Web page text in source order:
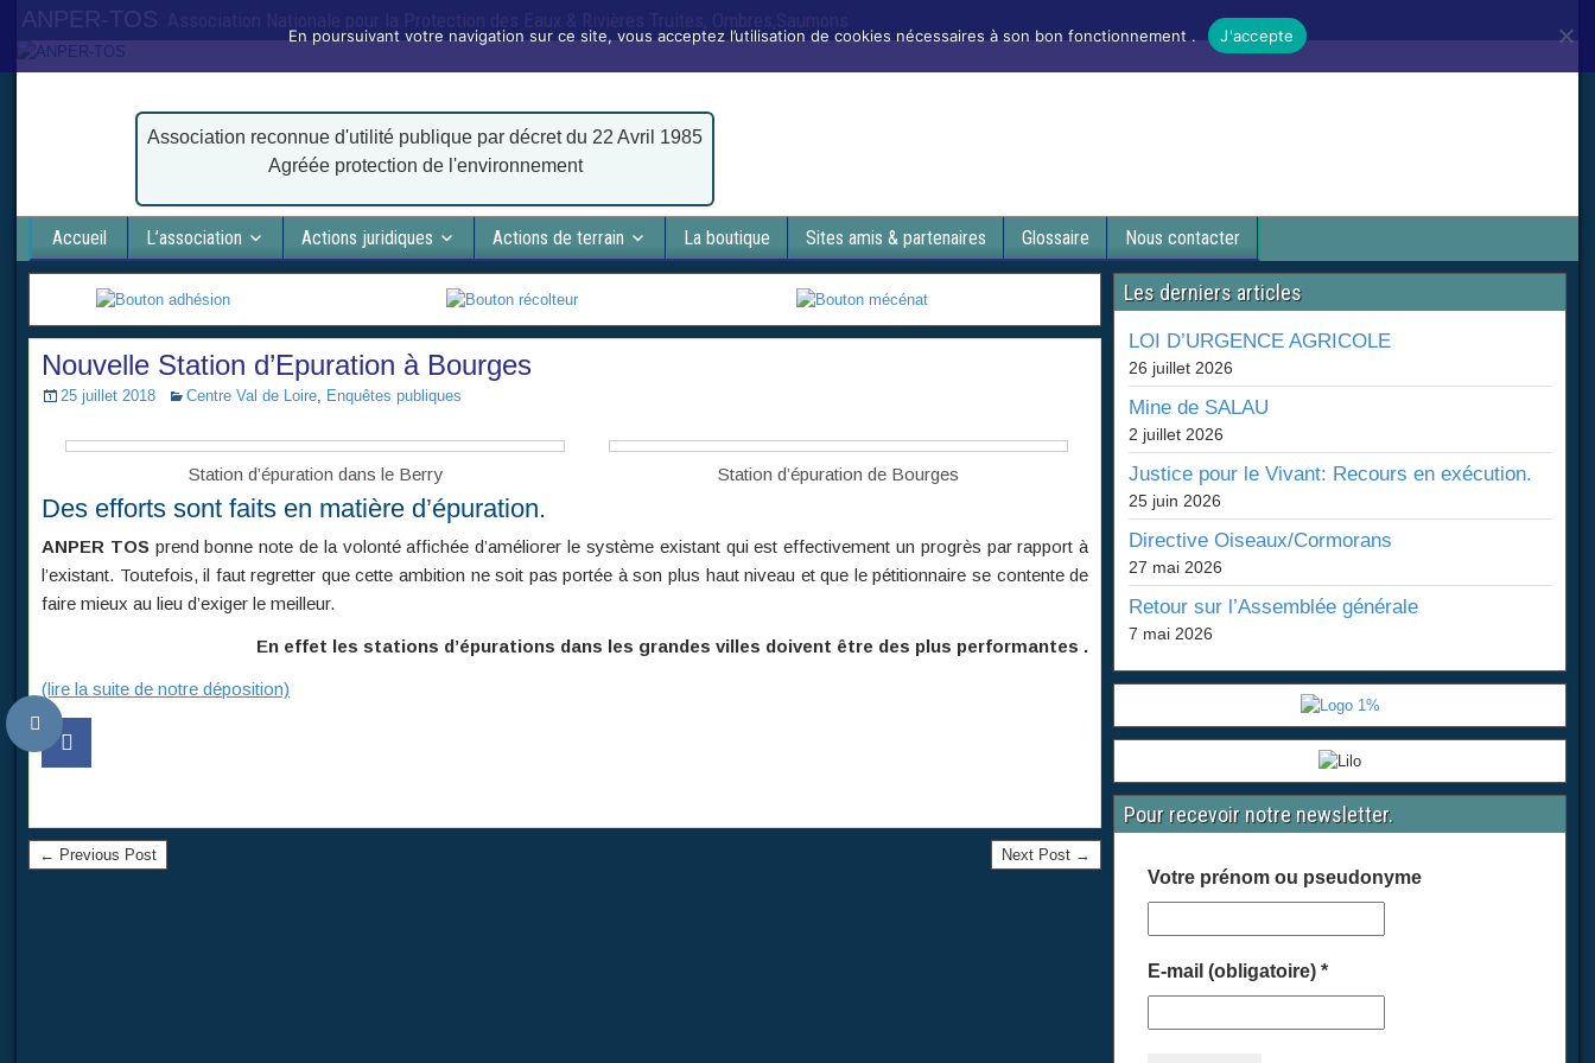
ANPER-TOS
Association reconnue d'utilité publique par décret du 22 Avril 1985
Agréée protection de l'environnement
Accueil L’association Actions juridiques Actions de terrain La boutique Sites amis & partenaires Glossaire Nous contacter
Nouvelle Station d’Epuration à Bourges
25 juillet 2018 Centre Val de Loire, Enquêtes publiques
Station d’épuration dans le Berry Station d’épuration de Bourges
Des efforts sont faits en matière d’épuration.
ANPER TOS prend bonne note de la volonté affichée d’améliorer le système existant qui est effectivement un progrès par rapport à
l’existant. Toutefois, il faut regretter que cette ambition ne soit pas portée à son plus haut niveau et que le pétitionnaire se contente de
faire mieux au lieu d’exiger le meilleur.
En effet les stations d’épurations dans les grandes villes doivent être des plus performantes .
(lire la suite de notre déposition)
← Previous Post Next Post →
Les derniers articles
LOI D’URGENCE AGRICOLE
26 juillet 2026
Mine de SALAU
2 juillet 2026
Justice pour le Vivant: Recours en exécution.
25 juin 2026
Directive Oiseaux/Cormorans
27 mai 2026
Retour sur l’Assemblée générale
7 mai 2026
Pour recevoir notre newsletter.
Votre prénom ou pseudonyme
E-mail (obligatoire)*
En poursuivant votre navigation sur ce site, vous acceptez l’utilisation de cookies nécessaires à son bon fonctionnement . J'accepte